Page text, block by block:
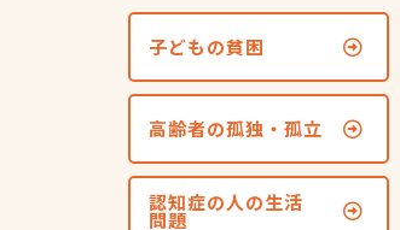
子どもの貧困
高齢者の孤独・孤立
認知症の人の生活
問題